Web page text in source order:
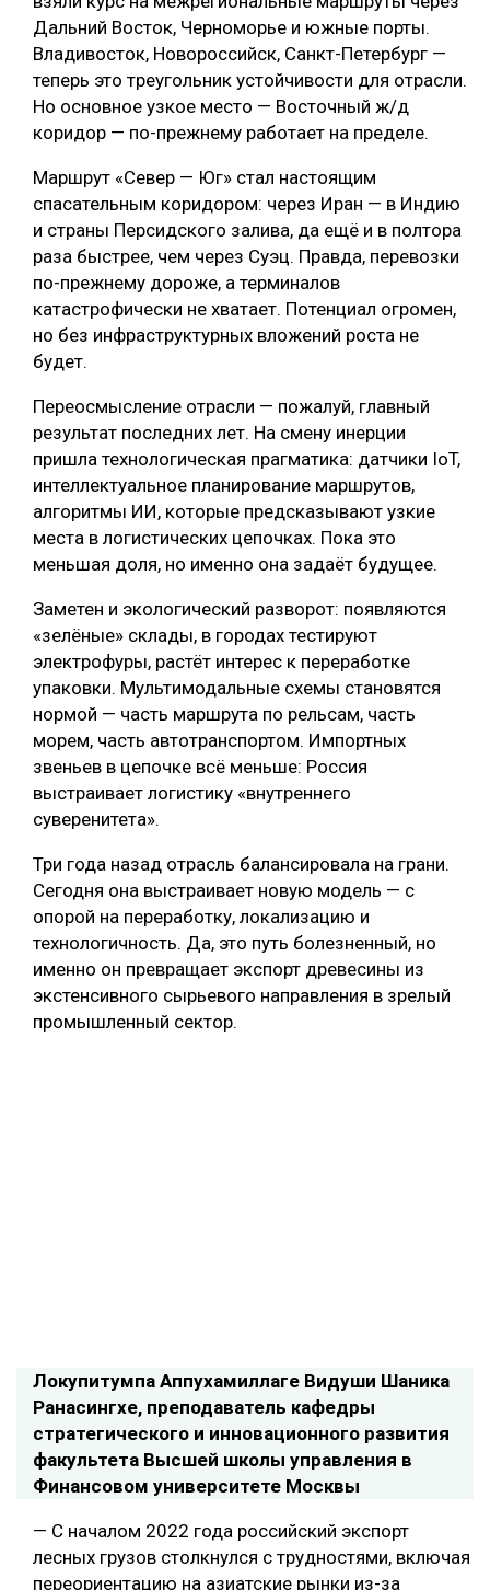
Дальний Восток, Черноморье и южные порты.
Владивосток, Новороссийск, Санкт-Петербург —
теперь это треугольник устойчивости для отрасли.
Но основное узкое место — Восточный ж/д
коридор — по-прежнему работает на пределе.
Маршрут «Север — Юг» стал настоящим
спасательным коридором: через Иран — в Индию
и страны Персидского залива, да ещё и в полтора
раза быстрее, чем через Суэц. Правда, перевозки
по-прежнему дороже, а терминалов
катастрофически не хватает. Потенциал огромен,
но без инфраструктурных вложений роста не
будет.
Переосмысление отрасли — пожалуй, главный
результат последних лет. На смену инерции
пришла технологическая прагматика: датчики IoT,
интеллектуальное планирование маршрутов,
алгоритмы ИИ, которые предсказывают узкие
места в логистических цепочках. Пока это
меньшая доля, но именно она задаёт будущее.
Заметен и экологический разворот: появляются
«зелёные» склады, в городах тестируют
электрофуры, растёт интерес к переработке
упаковки. Мультимодальные схемы становятся
нормой — часть маршрута по рельсам, часть
морем, часть автотранспортом. Импортных
звеньев в цепочке всё меньше: Россия
выстраивает логистику «внутреннего
суверенитета».
Три года назад отрасль балансировала на грани.
Сегодня она выстраивает новую модель — с
опорой на переработку, локализацию и
технологичность. Да, это путь болезненный, но
именно он превращает экспорт древесины из
экстенсивного сырьевого направления в зрелый
промышленный сектор.
Локупитумпа Аппухамиллаге Видуши Шаника
Ранасингхе, преподаватель кафедры
стратегического и инновационного развития
факультета Высшей школы управления в
Финансовом университете Москвы
— С началом 2022 года российский экспорт
лесных грузов столкнулся с трудностями, включая
переориентацию на азиатские рынки из-за